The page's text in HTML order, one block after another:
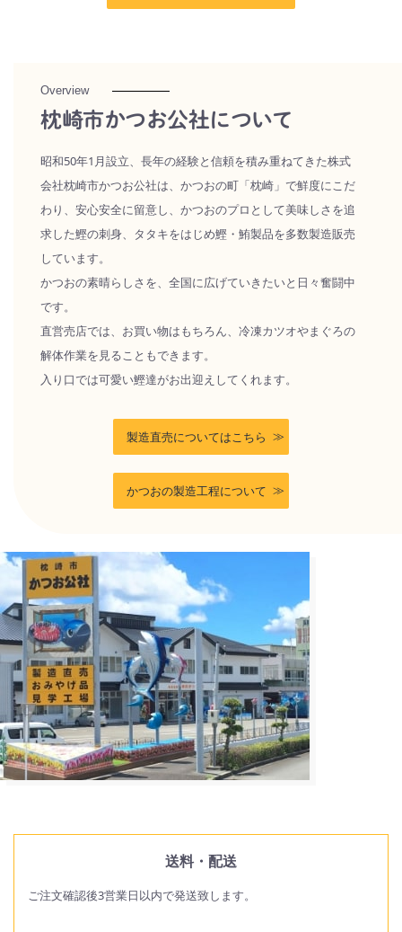
Overview
枕崎市かつお公社について
昭和50年1月設立、長年の経験と信頼を積み重ねてきた株式
会社枕崎市かつお公社は、かつおの町「枕崎」で鮮度にこだ
わり、安心安全に留意し、かつおのプロとして美味しさを追
求した鰹の刺身、タタキをはじめ鰹・鮪製品を多数製造販売
しています。
かつおの素晴らしさを、全国に広げていきたいと日々奮闘中
です。
直営売店では、お買い物はもちろん、冷凍カツオやまぐろの
解体作業を見ることもできます。
入り口では可愛い鰹達がお出迎えしてくれます。
製造直売についてはこちら
かつおの製造工程について
送料・配送
ご注文確認後3営業日以内で発送致します。